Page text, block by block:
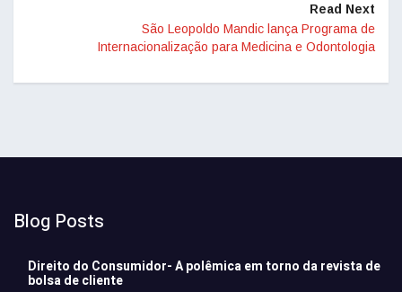
Read Next
São Leopoldo Mandic lança Programa de
Internacionalização para Medicina e Odontologia
Blog Posts
Direito do Consumidor- A polêmica em torno da revista de
bolsa de cliente